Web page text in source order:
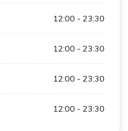
12:00 - 23:30
12:00 - 23:30
12:00 - 23:30
12:00 - 23:30